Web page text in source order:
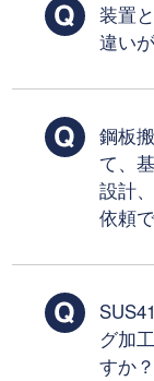
装置
違い
鋼板
て、
設計
依頼
グ加
すか？